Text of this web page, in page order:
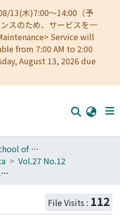
13(木)7:00～14:00（予
スのため、サービスを一
Service will
from 7:00 AM to 2:00
August 13, 2026 due
060_Graduate School of Medicine
Vol.27 No.12
表紙・目次 (泌尿器科紀要 第27巻第12号) 編集後記・購読要項・投稿規定
File Visits : 112